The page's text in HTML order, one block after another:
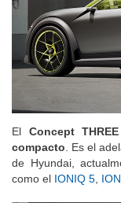
El Concept
compacto. Es el
de Hyundai,
como el IONIQ 5,